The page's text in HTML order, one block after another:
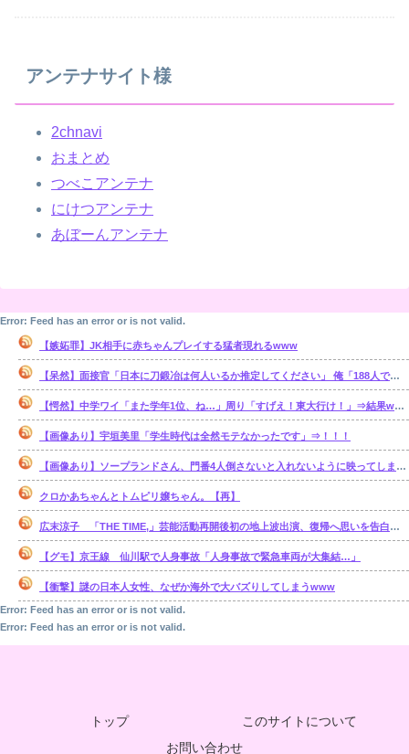
アンテナサイト様
2chnavi
おまとめ
つべこアンテナ
にけつアンテナ
あぼーんアンテナ
Error: Feed has an error or is not valid.
【嫉妬罪】JK相手に赤ちゃんプレイする猛者現れるwww
【呆然】面接官「日本に刀鍛冶は何人いるか推定してください」 俺「188人です」 面接官「どういう風に考えましたか？」俺「知ってました」⇒結果www
【愕然】中学ワイ「また学年1位、ね…」周り「すげえ！東大行け！」⇒結果www
【画像あり】宇垣美里「学生時代は全然モテなかったです」⇒！！！
【画像あり】ソープランドさん、門番4人倒さないと入れないように映ってしまうwww
クロかあちゃんとトムピリ嬢ちゃん。【再】
広末涼子 「THE TIME,」芸能活動再開後初の地上波出演、復帰へ思いを告白「自分の弱い部分だったり…」
【グモ】京王線 仙川駅で人身事故「人身事故で緊急車両が大集結…」
【衝撃】謎の日本人女性、なぜか海外で大バズりしてしまうwww
Error: Feed has an error or is not valid.
Error: Feed has an error or is not valid.
トップ
このサイトについて
お問い合わせ